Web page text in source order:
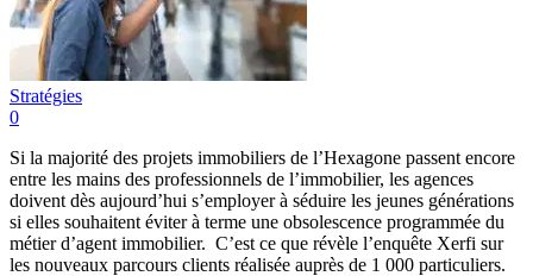
Stratégies
0
Si la majorité des projets immobiliers de l’Hexagone passent encore
entre les mains des professionnels de l’immobilier, les agences
doivent dès aujourd’hui s’employer à séduire les jeunes générations
si elles souhaitent éviter à terme une obsolescence programmée du
métier d’agent immobilier. C’est ce que révèle l’enquête Xerfi sur
les nouveaux parcours clients réalisée auprès de 1 000 particuliers.